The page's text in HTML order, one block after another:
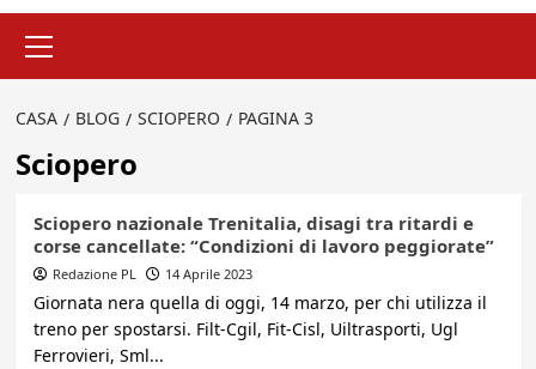
principale
CASA BLOG SCIOPERO PAGINA 3
Sciopero
Sciopero nazionale Trenitalia, disagi tra ritardi e
corse cancellate: “Condizioni di lavoro peggiorate”
Redazione PL 14 Aprile 2023
Giornata nera quella di oggi, 14 marzo, per chi utilizza il
treno per spostarsi. Filt-Cgil, Fit-Cisl, Uiltrasporti, Ugl
Ferrovieri, Sml...